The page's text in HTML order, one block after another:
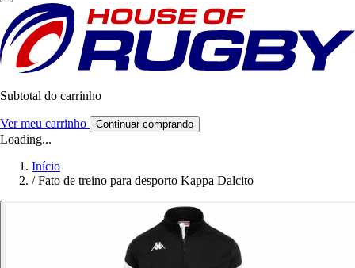
Subtotal do carrinho
Ver meu carrinho Continuar comprando
Loading...
Início
/ Fato de treino para desporto Kappa Dalcito